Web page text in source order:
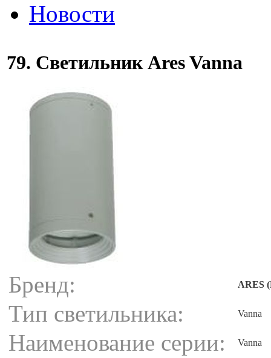
Новости
79. Светильник Ares Vanna
Бренд: ARES
Тип светильника: Vanna
Наименование серии: Vanna